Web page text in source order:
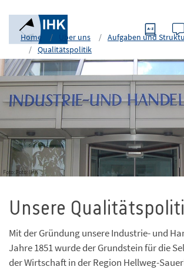
Home Über uns
Aufgaben und
Qualitätspolitik
Foto: Foto: IHK
Unsere
Mit der Gründung unsere Industrie- und
Jahre 1851 wurde der Grundstein für die
der Wirtschaft in der Region Hellweg-